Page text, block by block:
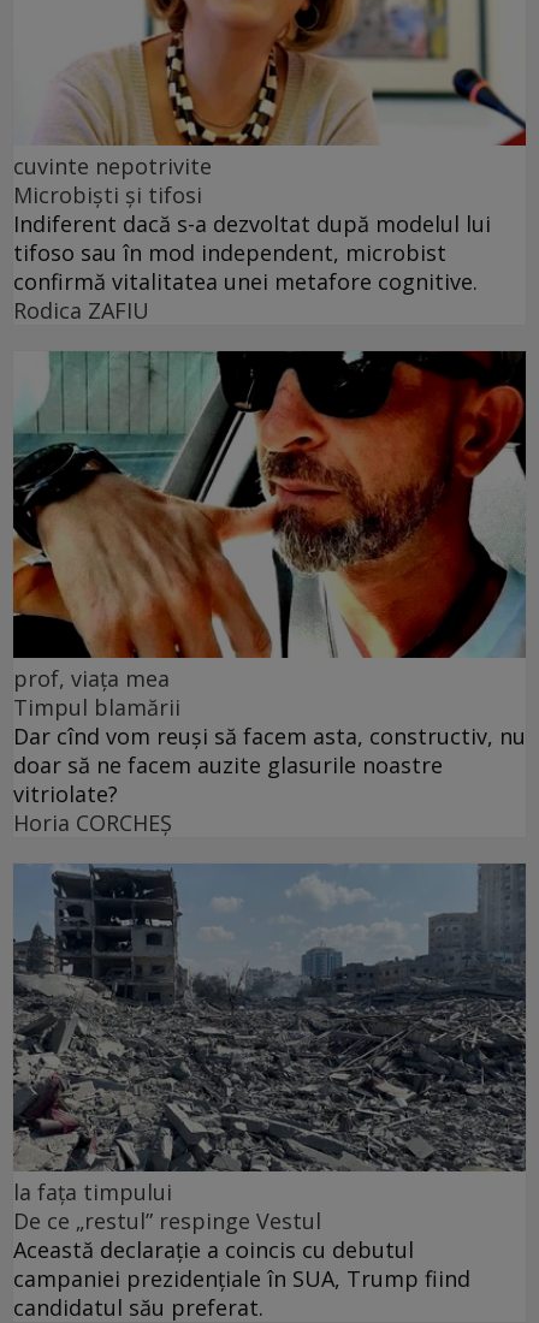
cuvinte nepotrivite
Microbiști și tifosi
Indiferent dacă s-a dezvoltat după modelul lui
tifoso sau în mod independent, microbist
confirmă vitalitatea unei metafore cognitive.
Rodica ZAFIU
prof, viața mea
Timpul blamării
Dar cînd vom reuși să facem asta, constructiv, nu
doar să ne facem auzite glasurile noastre
vitriolate?
Horia CORCHEŞ
la fața timpului
De ce „restul” respinge Vestul
Această declarație a coincis cu debutul
campaniei prezidențiale în SUA, Trump fiind
candidatul său preferat.